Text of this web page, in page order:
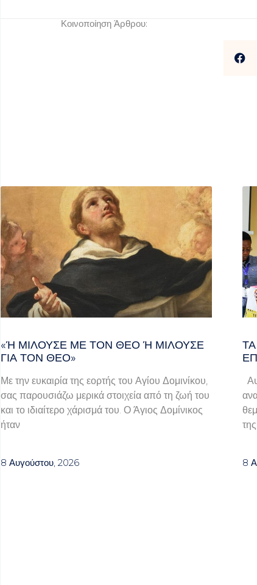
Κοινοποίηση Άρθρου:
«Ή ΜΙΛΟΎΣΕ ΜΕ ΤΟΝ ΘΕΌ Ή ΜΙΛΟΎΣΕ ΓΙ
Α ΤΟΝ ΘΕΌ»
Με την ευκαιρία της εορτής του Αγίου Δομινίκου,
σας παρουσιάζω μερικά στοιχεία από τη ζωή του
και το ιδιαίτερο χάρισμά του. Ο Άγιος Δομίνικος
ήταν
8 Αυγούστου, 2026 8